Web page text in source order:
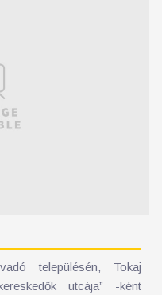
településén, Tokaj
utcája” -ként